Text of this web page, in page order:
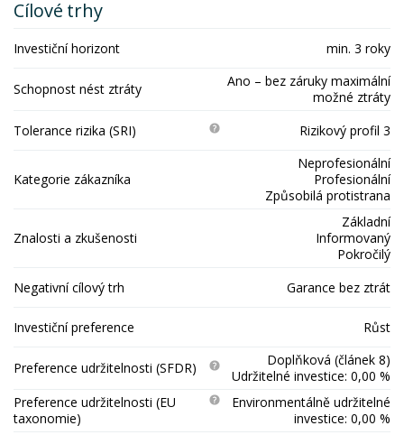
Cílové trhy
Investiční horizont min. 3 roky
Schopnost nést ztráty
Ano – bez záruky maximální
možné ztráty
Tolerance rizika (SRI)
Rizikový profil 3
Kategorie zákazníka
Neprofesionální
Profesionální
Způsobilá protistrana
Znalosti a zkušenosti
Základní
Informovaný
Pokročilý
Negativní cílový trh
Garance bez ztrát
Investiční preference Růst
Preference udržitelnosti (SFDR)
Doplňková (článek 8)
Udržitelné investice: 0,00 %
Preference udržitelnosti (EU
taxonomie)
Environmentálně udržitelné
investice: 0,00 %